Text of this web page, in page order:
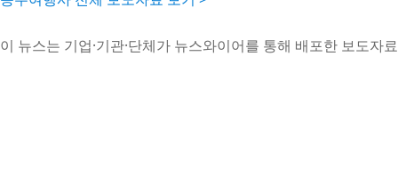
이 뉴스는 기업·기관·단체가 뉴스와이어를 통해 배포한 보도자